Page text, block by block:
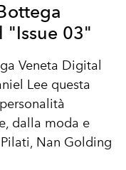
"Issue 03"
Veneta Digital
Lee questa
dalla moda e
Nan Golding